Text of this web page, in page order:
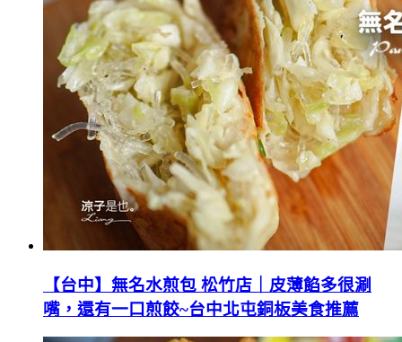
【台中】無名水煎包 松竹店｜皮薄餡多很涮
嘴，還有一口煎餃~台中北屯銅板美食推薦